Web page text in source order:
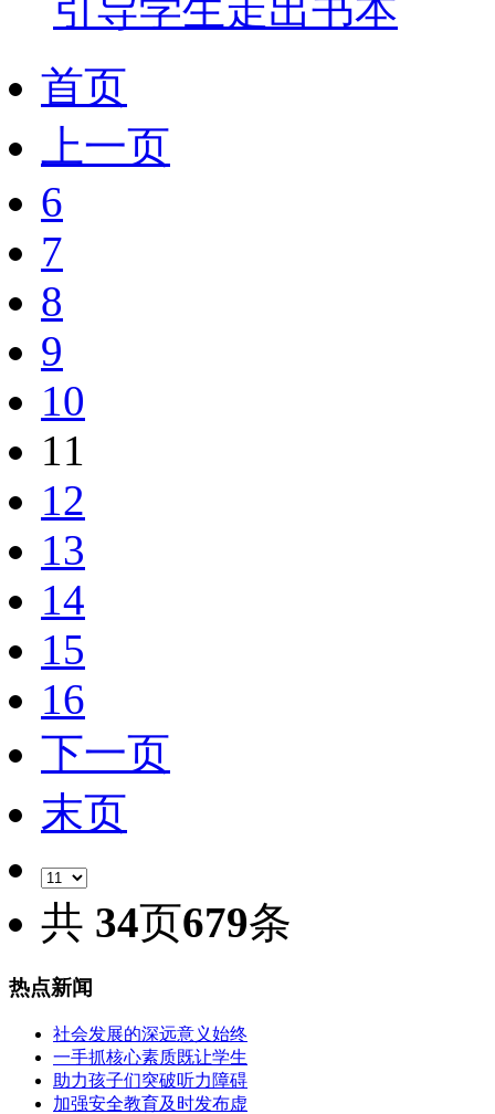
引导学生走出书本
首页
上一页
6
7
8
9
10
11
12
13
14
15
16
下一页
末页
共 34页679条
热点新闻
社会发展的深远意义始终
一手抓核心素质既让学生
助力孩子们突破听力障碍
加强安全教育及时发布虚